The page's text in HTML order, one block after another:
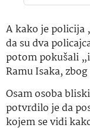
A kako je policija
da su dva
potom pokušali
Ramu Isaka,
Osam osoba
potvrdilo je da
kojem se vidi